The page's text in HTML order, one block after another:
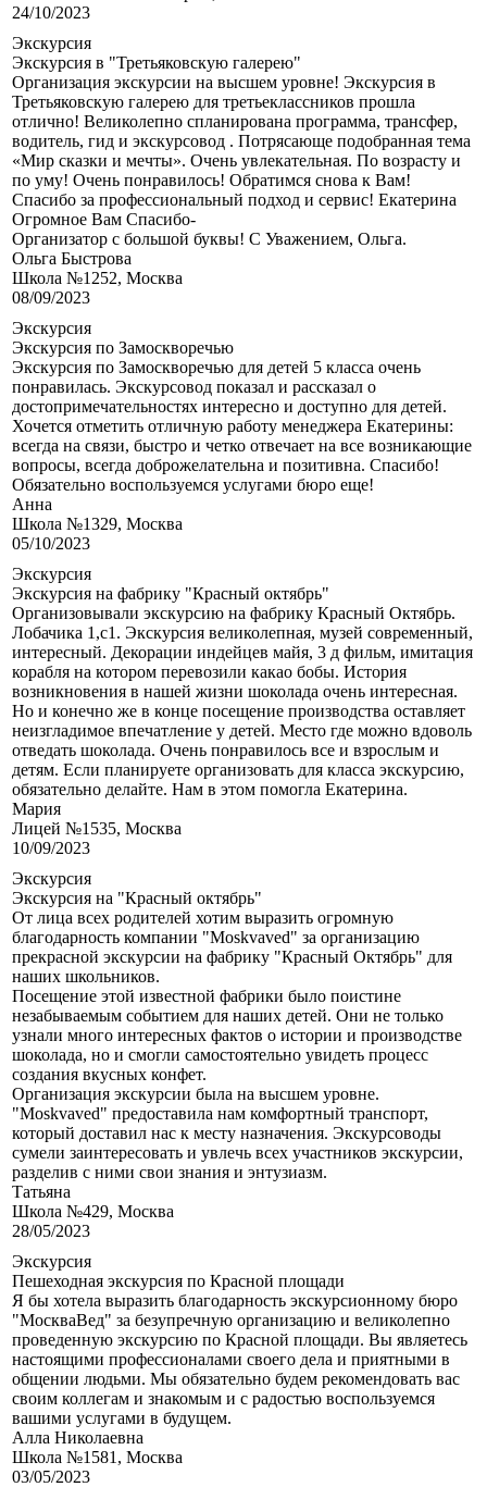
24/10/2023
Экскурсия
Экскурсия в "Третьяковскую галерею"
Организация экскурсии на высшем уровне! Экскурсия в
Третьяковскую галерею для третьеклассников прошла
отлично! Великолепно спланирована программа, трансфер,
водитель, гид и экскурсовод . Потрясающе подобранная тема
«Мир сказки и мечты». Очень увлекательная. По возрасту и
по уму! Очень понравилось! Обратимся снова к Вам!
Спасибо за профессиональный подход и сервис! Екатерина
Огромное Вам Спасибо-
Организатор с большой буквы! С Уважением, Ольга.
Ольга Быстрова
Школа №1252, Москва
08/09/2023
Экскурсия
Экскурсия по Замоскворечью
Экскурсия по Замоскворечью для детей 5 класса очень
понравилась. Экскурсовод показал и рассказал о
достопримечательностях интересно и доступно для детей.
Хочется отметить отличную работу менеджера Екатерины:
всегда на связи, быстро и четко отвечает на все возникающие
вопросы, всегда доброжелательна и позитивна. Спасибо!
Обязательно воспользуемся услугами бюро еще!
Анна
Школа №1329, Москва
05/10/2023
Экскурсия
Экскурсия на фабрику "Красный октябрь"
Организовывали экскурсию на фабрику Красный Октябрь.
Лобачика 1,с1. Экскурсия великолепная, музей современный,
интересный. Декорации индейцев майя, 3 д фильм, имитация
корабля на котором перевозили какао бобы. История
возникновения в нашей жизни шоколада очень интересная.
Но и конечно же в конце посещение производства оставляет
неизгладимое впечатление у детей. Место где можно вдоволь
отведать шоколада. Очень понравилось все и взрослым и
детям. Если планируете организовать для класса экскурсию,
обязательно делайте. Нам в этом помогла Екатерина.
Мария
Лицей №1535, Москва
10/09/2023
Экскурсия
Экскурсия на "Красный октябрь"
От лица всех родителей хотим выразить огромную
благодарность компании "Moskvaved" за организацию
прекрасной экскурсии на фабрику "Красный Октябрь" для
наших школьников.
Посещение этой известной фабрики было поистине
незабываемым событием для наших детей. Они не только
узнали много интересных фактов о истории и производстве
шоколада, но и смогли самостоятельно увидеть процесс
создания вкусных конфет.
Организация экскурсии была на высшем уровне.
"Moskvaved" предоставила нам комфортный транспорт,
который доставил нас к месту назначения. Экскурсоводы
сумели заинтересовать и увлечь всех участников экскурсии,
разделив с ними свои знания и энтузиазм.
Татьяна
Школа №429, Москва
28/05/2023
Экскурсия
Пешеходная экскурсия по Красной площади
Я бы хотела выразить благодарность экскурсионному бюро
"МоскваВед" за безупречную организацию и великолепно
проведенную экскурсию по Красной площади. Вы являетесь
настоящими профессионалами своего дела и приятными в
общении людьми. Мы обязательно будем рекомендовать вас
своим коллегам и знакомым и с радостью воспользуемся
вашими услугами в будущем.
Алла Николаевна
Школа №1581, Москва
03/05/2023